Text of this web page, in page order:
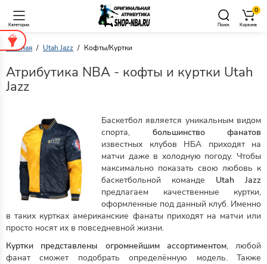
Категории Поиск
0
Корзина
Главная Utah Jazz Кофты/Куртки
Атрибутика NBA - кофты и куртки Utah
Jazz
Баскетбол является уникальным видом
спорта, большинство фанатов
известных клубов НБА приходят на
матчи даже в холодную погоду. Чтобы
максимально показать свою любовь к
баскетбольной команде Utah Jazz
предлагаем качественные куртки,
оформленные под данный клуб. Именно
в таких куртках американские фанаты приходят на матчи или
просто носят их в повседневной жизни.
Куртки представлены огромнейшим ассортиментом, любой
фанат сможет подобрать определённую модель. Также